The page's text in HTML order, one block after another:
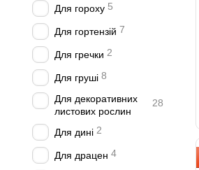
Для гороху 5
Для гортензій 7
Для гречки 2
Для груші 8
Для декоративних
листових рослин
28
Для дині 2
Для драцен 4